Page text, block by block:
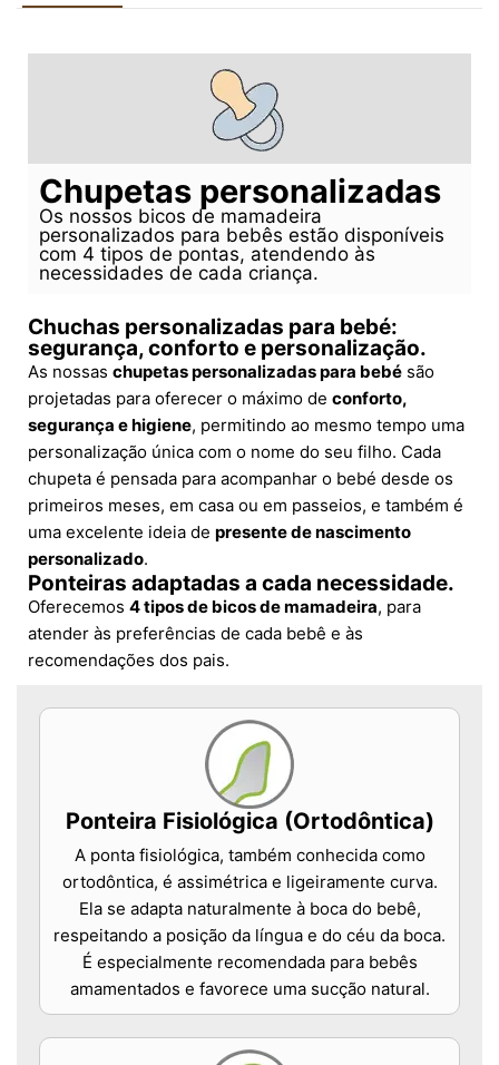
Chupetas personalizadas
Os nossos bicos de mamadeira
personalizados para bebês estão disponíveis
com 4 tipos de pontas, atendendo às
necessidades de cada criança.
Chuchas personalizadas para bebé:
segurança, conforto e personalização.
As nossas chupetas personalizadas para bebé são
projetadas para oferecer o máximo de conforto,
segurança e higiene, permitindo ao mesmo tempo uma
personalização única com o nome do seu filho. Cada
chupeta é pensada para acompanhar o bebé desde os
primeiros meses, em casa ou em passeios, e também é
uma excelente ideia de presente de nascimento
personalizado.
Ponteiras adaptadas a cada necessidade.
Oferecemos 4 tipos de bicos de mamadeira, para
atender às preferências de cada bebê e às
recomendações dos pais.
Ponteira Fisiológica (Ortodôntica)
A ponta fisiológica, também conhecida como
ortodôntica, é assimétrica e ligeiramente curva.
Ela se adapta naturalmente à boca do bebê,
respeitando a posição da língua e do céu da boca.
É especialmente recomendada para bebês
amamentados e favorece uma sucção natural.